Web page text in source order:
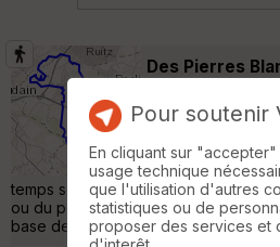
Des Pierres
Cheminement du
noir... Parcours à
temps sec. Départ de Ruitz: soit du
ou du petit parking de l'église.
base de loisirs d'Olhain ou au self du
Pour soutenir
En cliquant sur
usage technique
que l'utilisation d'autres
statistiques ou de
proposer des services et